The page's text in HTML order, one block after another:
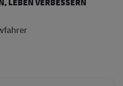
LEBEN VERBESSERN